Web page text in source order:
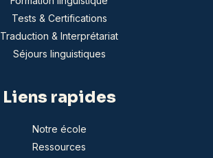
Tests & Certifications
Traduction & Interprétariat
Séjours linguistiques
Liens rapides
Notre école
Ressources